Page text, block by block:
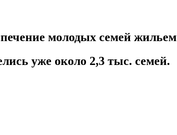
молодых семей жильем
уже около 2,3 тыс. семей.